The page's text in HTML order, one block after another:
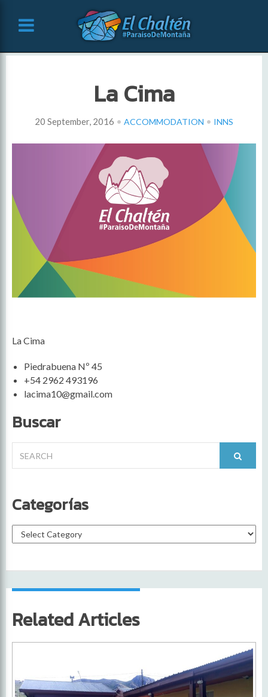
La Cima
20 September, 2016 • ACCOMMODATION • INNS
La Cima
Piedrabuena Nº 45
+54 2962 493196
lacima10@gmail.com
Buscar
for:
Categorías
Categorías
Related Articles